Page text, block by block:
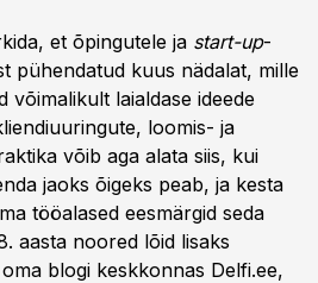
et õpingutele ja start-up-
pühendatud kuus nädalat, mille
võimalikult laialdase ideede
loomis- ja
võib aga alata siis, kui
jaoks õigeks peab, ja kesta
tööalased eesmärgid seda
aasta noored lõid lisaks
blogi keskkonnas Delfi.ee,